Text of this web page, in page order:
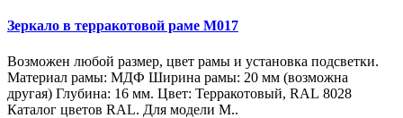
Зеркало в терракотовой раме М017
Возможен любой размер, цвет рамы и установка подсветки.
Материал рамы: МДФ Ширина рамы: 20 мм (возможна
другая) Глубина: 16 мм. Цвет: Терракотовый, RAL 8028
Каталог цветов RAL. Для модели М..